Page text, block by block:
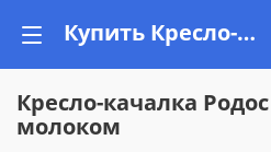
Купить Кресло-качалка Родос ткань кофе с молоком в Минске, рассрочка на Vishop.by
Кресло-качалка
молоком